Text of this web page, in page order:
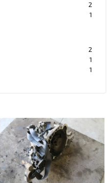
2
1
2
1
1